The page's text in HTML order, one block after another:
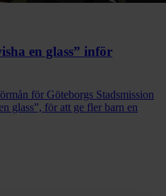
en glass” inför
för Göteborgs Stadsmission
glass”, för att ge fler barn en